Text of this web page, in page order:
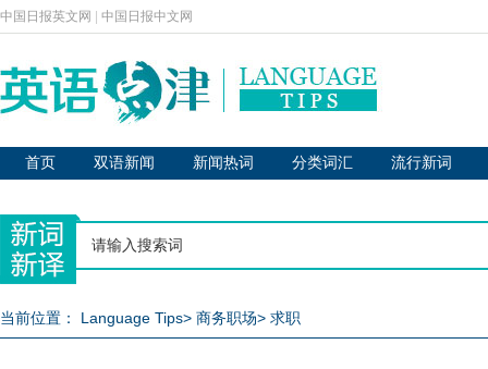
中国日报英文网 中国日报中文网
首页 双语新闻 新闻热词 分类词汇 流行新词
当前位置： Language Tips> 商务职场> 求职